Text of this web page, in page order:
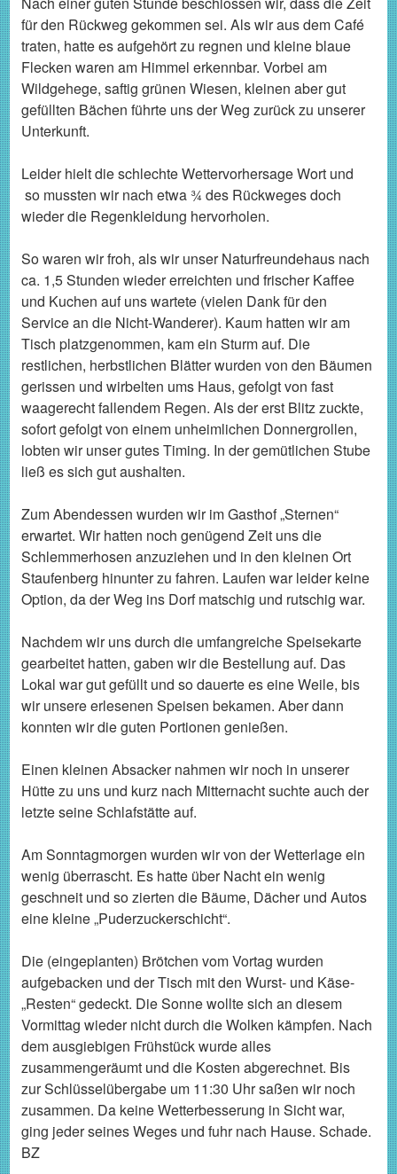
für den Rückweg gekommen sei. Als wir aus dem Café
traten, hatte es aufgehört zu regnen und kleine blaue
Flecken waren am Himmel erkennbar. Vorbei am
Wildgehege, saftig grünen Wiesen, kleinen aber gut
gefüllten Bächen führte uns der Weg zurück zu unserer
Unterkunft.
Leider hielt die schlechte Wettervorhersage Wort und
so mussten wir nach etwa ¾ des Rückweges doch
wieder die Regenkleidung hervorholen.
So waren wir froh, als wir unser Naturfreundehaus nach
ca. 1,5 Stunden wieder erreichten und frischer Kaffee
und Kuchen auf uns wartete (vielen Dank für den
Service an die Nicht-Wanderer). Kaum hatten wir am
Tisch platzgenommen, kam ein Sturm auf. Die
restlichen, herbstlichen Blätter wurden von den Bäumen
gerissen und wirbelten ums Haus, gefolgt von fast
waagerecht fallendem Regen. Als der erst Blitz zuckte,
sofort gefolgt von einem unheimlichen Donnergrollen,
lobten wir unser gutes Timing. In der gemütlichen Stube
ließ es sich gut aushalten.
Zum Abendessen wurden wir im Gasthof „Sternen“
erwartet. Wir hatten noch genügend Zeit uns die
Schlemmerhosen anzuziehen und in den kleinen Ort
Staufenberg hinunter zu fahren. Laufen war leider keine
Option, da der Weg ins Dorf matschig und rutschig war.
Nachdem wir uns durch die umfangreiche Speisekarte
gearbeitet hatten, gaben wir die Bestellung auf. Das
Lokal war gut gefüllt und so dauerte es eine Weile, bis
wir unsere erlesenen Speisen bekamen. Aber dann
konnten wir die guten Portionen genießen.
Einen kleinen Absacker nahmen wir noch in unserer
Hütte zu uns und kurz nach Mitternacht suchte auch der
letzte seine Schlafstätte auf.
Am Sonntagmorgen wurden wir von der Wetterlage ein
wenig überrascht. Es hatte über Nacht ein wenig
geschneit und so zierten die Bäume, Dächer und Autos
eine kleine „Puderzuckerschicht“.
Die (eingeplanten) Brötchen vom Vortag wurden
aufgebacken und der Tisch mit den Wurst- und Käse-
„Resten“ gedeckt. Die Sonne wollte sich an diesem
Vormittag wieder nicht durch die Wolken kämpfen. Nach
dem ausgiebigen Frühstück wurde alles
zusammengeräumt und die Kosten abgerechnet. Bis
zur Schlüsselübergabe um 11:30 Uhr saßen wir noch
zusammen. Da keine Wetterbesserung in Sicht war,
ging jeder seines Weges und fuhr nach Hause. Schade.
BZ